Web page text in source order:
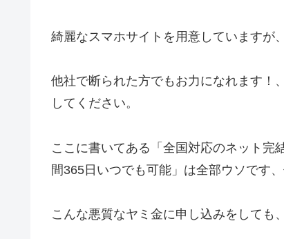
綺麗なスマホサイトを用意していますが
他社で断られた方でもお力になれます！
してください。
ここに書いてある「全国対応のネット完
間365日いつでも可能」は全部ウソです
こんな悪質なヤミ金に申し込みをしても